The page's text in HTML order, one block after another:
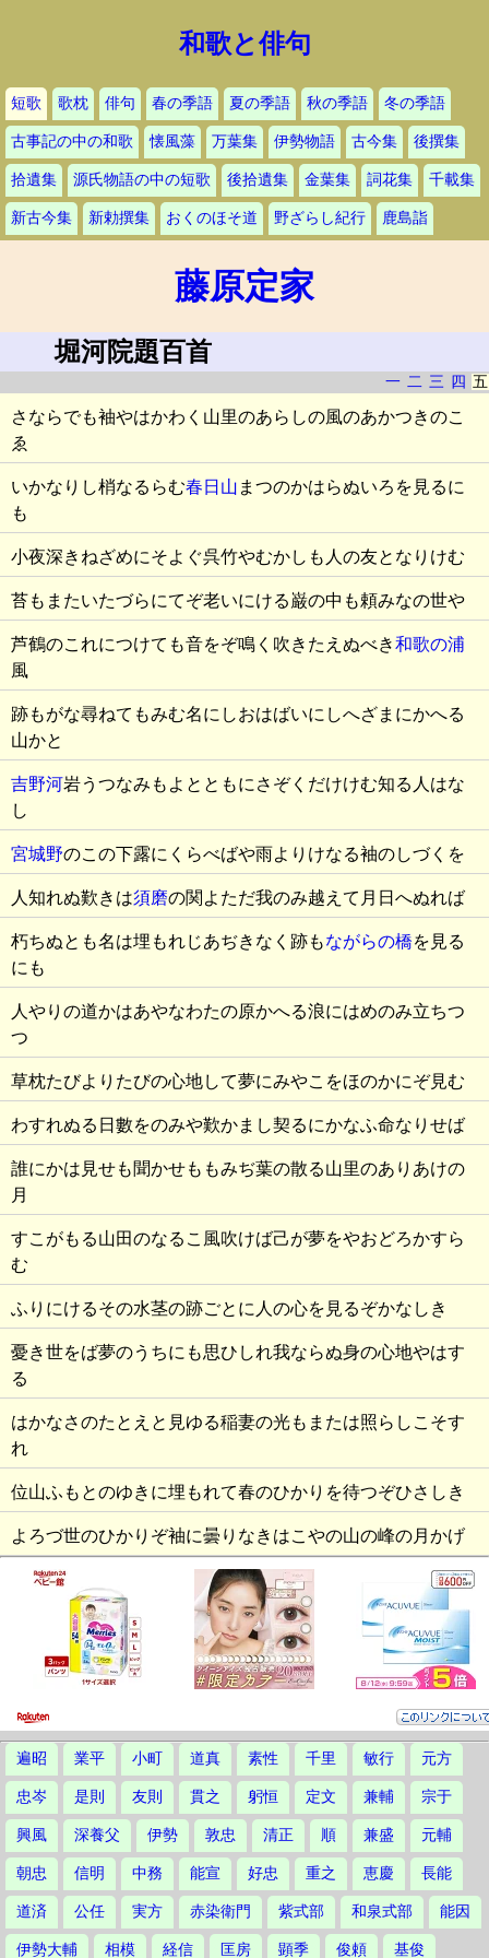
和歌と俳句
短歌 歌枕 俳句 春の季語 夏の季語 秋の季語 冬の季語
古事記の中の和歌 懐風藻 万葉集 伊勢物語 古今集 後撰集
拾遺集 源氏物語の中の短歌 後拾遺集 金葉集 詞花集 千載集
新古今集 新勅撰集 おくのほそ道 野ざらし紀行 鹿島詣
藤原定家
堀河院題百首
一 二 三 四 五
さならでも袖やはかわく山里のあらしの風のあかつきのこ
ゑ
いかなりし梢なるらむ春日山 まつのかはらぬいろを見るに
も
小夜深きねざめにそよぐ呉竹やむかしも人の友となりけむ
苔もまたいたづらにてぞ老いにける巌の中も頼みなの世や
芦鶴のこれにつけても音をぞ鳴く吹きたえぬべき和歌の浦
風
跡もがな尋ねてもみむ名にしおはばいにしへざまにかへる
山かと
吉野河岩うつなみもよとともにさぞくだけけむ知る人はな
し
宮城野のこの下露にくらべばや雨よりけなる袖のしづくを
人知れぬ歎きは須磨の関よただ我のみ越えて月日へぬれば
朽ちぬとも名は埋もれじあぢきなく跡もながらの橋を見る
にも
人やりの道かはあやなわたの原かへる浪にはめのみ立ちつ
つ
草枕たびよりたびの心地して夢にみやこをほのかにぞ見む
わすれぬる日數をのみや歎かまし契るにかなふ命なりせば
誰にかは見せも聞かせももみぢ葉の散る山里のありあけの
月
すこがもる山田のなるこ風吹けば己が夢をやおどろかすら
む
ふりにけるその水茎の跡ごとに人の心を見るぞかなしき
憂き世をば夢のうちにも思ひしれ我ならぬ身の心地やはす
る
はかなさのたとえと見ゆる稲妻の光もまたは照らしこそす
れ
位山ふもとのゆきに埋もれて春のひかりを待つぞひさしき
よろづ世のひかりぞ袖に曇りなきはこやの山の峰の月かげ
遍昭 業平 小町 道真 素性 千里 敏行 元方
忠岑 是則 友則 貫之 躬恒 定文 兼輔 宗于
興風 深養父 伊勢 敦忠 清正 順 兼盛 元輔
朝忠 信明 中務 能宣 好忠 重之 恵慶 長能
道済 公任 実方 赤染衛門 紫式部 和泉式部 能因
伊勢大輔 相模 経信 匡房 顕季 俊頼 基俊